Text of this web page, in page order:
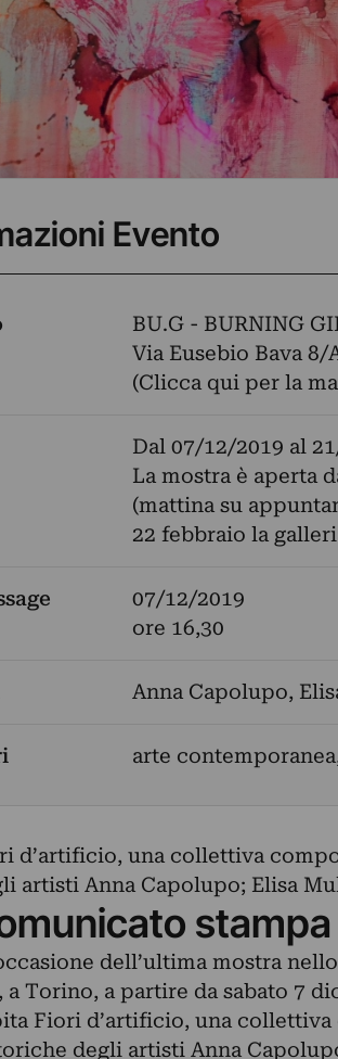
Evento
BU.G - BURNING
Via Eusebio Bava
(Clicca qui per la
Dal 07/12/2019 al
La mostra è aperta
(mattina su
22 febbraio la
07/12/2019
ore 16,30
Anna Capolupo,
arte
d’artificio, una collettiva
artisti Anna Capolupo; Elisa
stampa
dell’ultima mostra
a Torino, a partire da sabato 7
Fiori d’artificio, una
degli artisti Anna